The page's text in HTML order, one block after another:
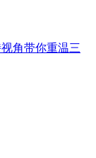
角带你重温三